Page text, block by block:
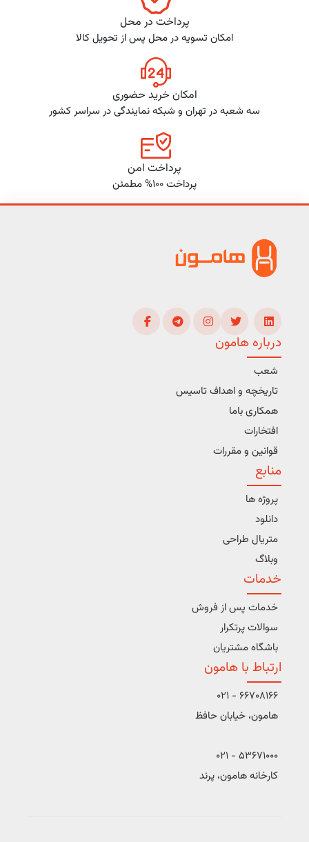
پرداخت در محل
امکان تسویه در محل پس از تحویل کالا
امکان خرید حضوری
سه شعبه در تهران و شبکه نمایندگی در سراسر کشور
پرداخت امن
پرداخت 100% مطمئن
درباره هامون
شعب
تاریخچه و اهداف تاسیس
همکاری باما
افتخارات
قوانین و مقررات
منابع
پروژه ها
دانلود
متریال طراحی
وبلاگ
خدمات
خدمات پس از فروش
سوالات پرتکرار
باشگاه مشتریان
ارتباط با هامون
66708166 - 021
هامون، خیابان حافظ
53671000 - 021
کارخانه هامون، پرند